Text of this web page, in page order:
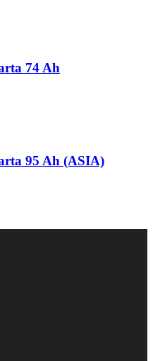
74 Ah
95 Ah (ASIA)